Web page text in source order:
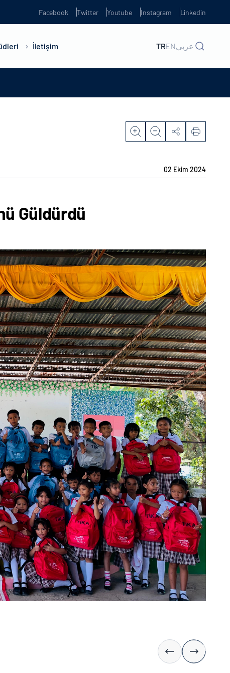
Facebook Twitter Youtube Instagram Linkedin
İletişim TRENعربي
02 Ekim 2024
Güldürdü